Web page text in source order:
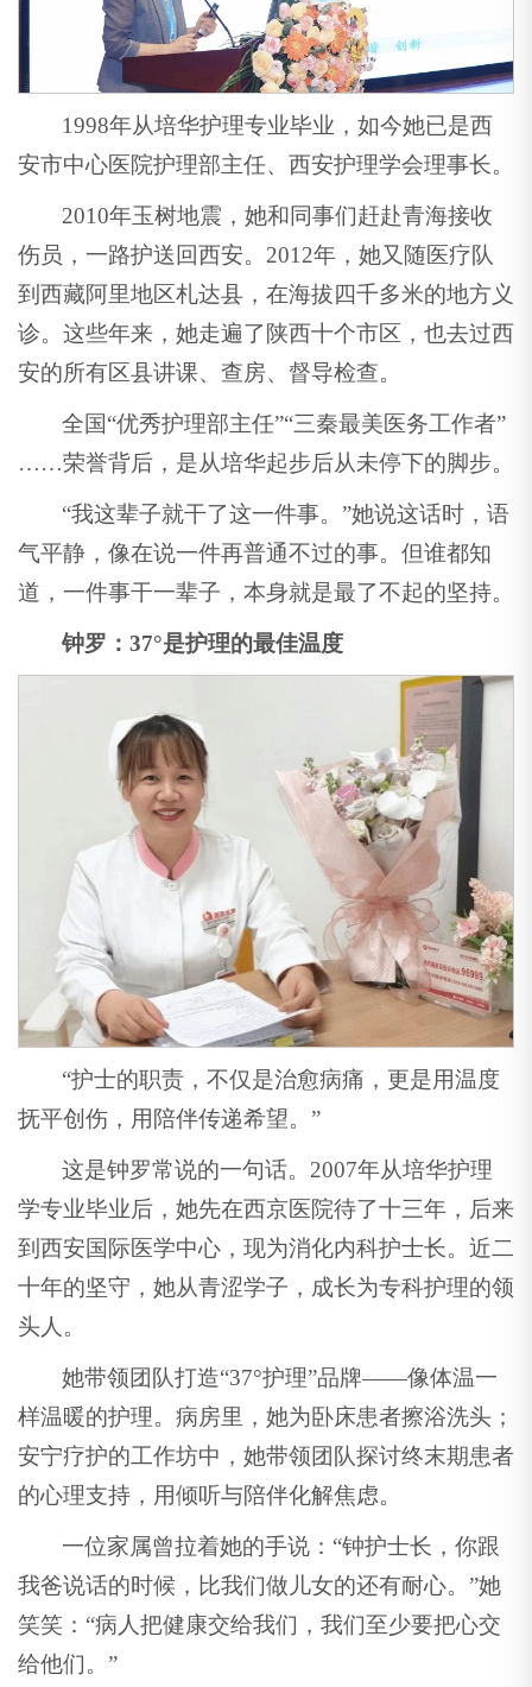
1998年从培华护理专业毕业，如今她已是西
安市中心医院护理部主任、西安护理学会理事长。
2010年玉树地震，她和同事们赶赴青海接收
伤员，一路护送回西安。2012年，她又随医疗队
到西藏阿里地区札达县，在海拔四千多米的地方义
诊。这些年来，她走遍了陕西十个市区，也去过西
安的所有区县讲课、查房、督导检查。
全国“优秀护理部主任”“三秦最美医务工作者”
……荣誉背后，是从培华起步后从未停下的脚步。
“我这辈子就干了这一件事。”她说这话时，语
气平静，像在说一件再普通不过的事。但谁都知
道，一件事干一辈子，本身就是最了不起的坚持。
钟罗：37°是护理的最佳温度
“护士的职责，不仅是治愈病痛，更是用温度
抚平创伤，用陪伴传递希望。”
这是钟罗常说的一句话。2007年从培华护理
学专业毕业后，她先在西京医院待了十三年，后来
到西安国际医学中心，现为消化内科护士长。近二
十年的坚守，她从青涩学子，成长为专科护理的领
头人。
她带领团队打造“37°护理”品牌——像体温一
样温暖的护理。病房里，她为卧床患者擦浴洗头；
安宁疗护的工作坊中，她带领团队探讨终末期患者
的心理支持，用倾听与陪伴化解焦虑。
一位家属曾拉着她的手说：“钟护士长，你跟
我爸说话的时候，比我们做儿女的还有耐心。”她
笑笑：“病人把健康交给我们，我们至少要把心交
给他们。”